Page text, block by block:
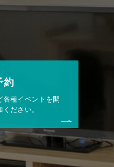
約
種イベントを開
ださい。